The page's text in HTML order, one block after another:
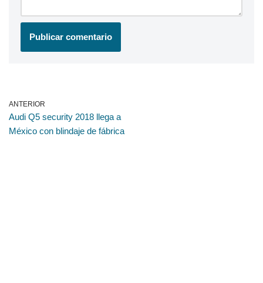
ANTERIOR
Audi Q5 security 2018 llega a
México con blindaje de fábrica